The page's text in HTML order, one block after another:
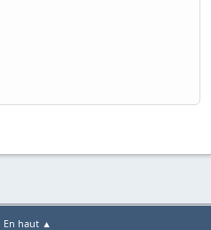
En haut ▲